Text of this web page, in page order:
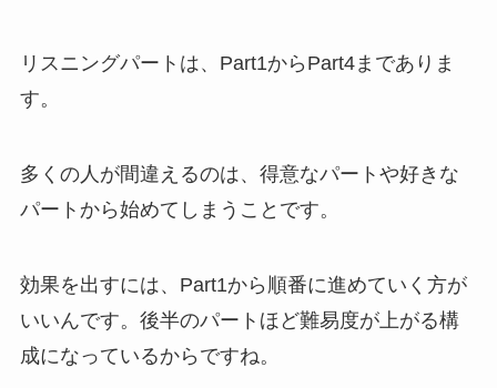
リスニングパートは、Part1からPart4までありま
す。
多くの人が間違えるのは、得意なパートや好きな
パートから始めてしまうことです。
効果を出すには、Part1から順番に進めていく方が
いいんです。後半のパートほど難易度が上がる構
成になっているからですね。